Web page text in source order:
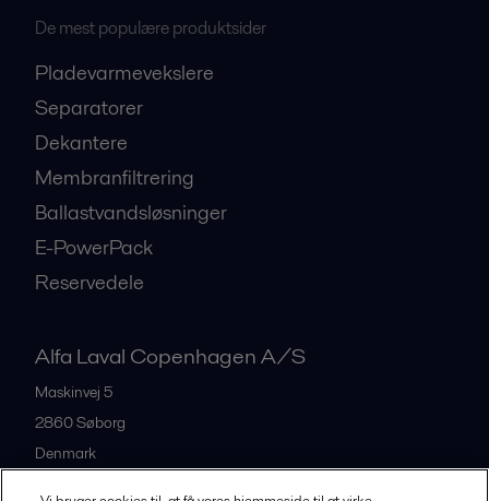
De mest populære produktsider
Pladevarmevekslere
Separatorer
Dekantere
Membranfiltrering
Ballastvandsløsninger
E-PowerPack
Reservedele
Alfa Laval Copenhagen A/S
Maskinvej 5
2860Søborg
Denmark